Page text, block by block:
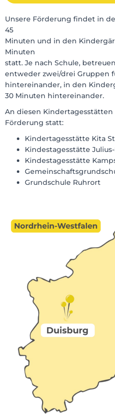
Unsere Förderung findet in
45
Minuten und in den
Minuten
statt. Je nach Schule,
entweder zwei/drei Gruppen
hintereinander, in den
30 Minuten hintereinander.
An diesen
Förderung statt:
Kindertagesstätte Kita
Kindestagesstätte
Kindestagesstätte
Grundschule Ruhrort